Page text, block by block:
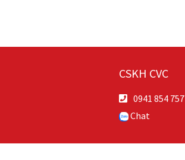
CSKH CVC
0941 854 757
Chat